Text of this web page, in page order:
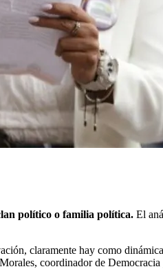
político o familia política. El
claramente hay como
coordinador de